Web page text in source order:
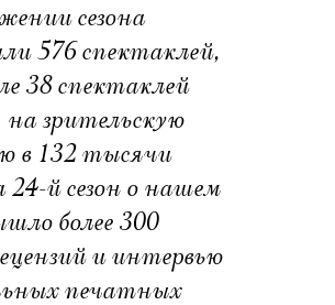
сезона
576 спектаклей,
38 спектаклей
на зрительскую
в 132 тысячи
24-й сезон о нашем
более 300
и интервью
печатных